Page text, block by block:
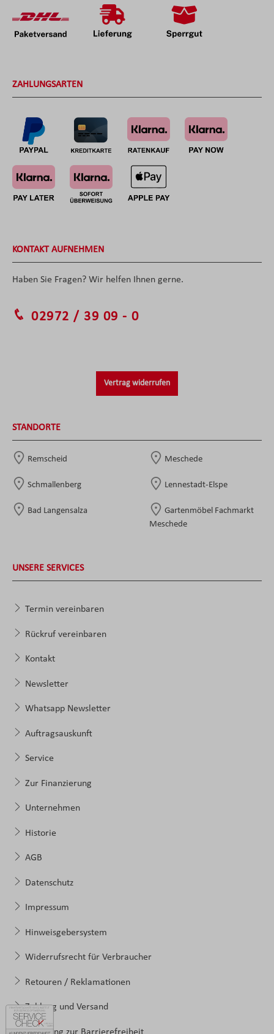
ZAHLUNGSARTEN
KONTAKT AUFNEHMEN
Haben Sie Fragen? Wir helfen Ihnen gerne.
02972 / 39 09 - 0
Vertrag widerrufen
STANDORTE
Remscheid Meschede
Schmallenberg Lennestadt-Elspe
Bad Langensalza
Gartenmöbel Fachmarkt
Meschede
UNSERE SERVICES
Termin vereinbaren
Rückruf vereinbaren
Kontakt
Newsletter
Whatsapp Newsletter
Auftragsauskunft
Service
Zur Finanzierung
Unternehmen
Historie
AGB
Datenschutz
Impressum
Hinweisgebersystem
Widerrufsrecht für Verbraucher
Retouren / Reklamationen
Zahlung und Versand